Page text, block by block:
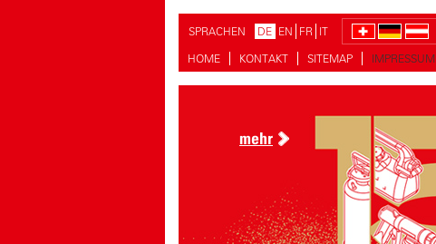
SPRACHEN DE EN FR IT
HOME
KONTAKT SITEMAP IMPRESSUM
mehr
mehr